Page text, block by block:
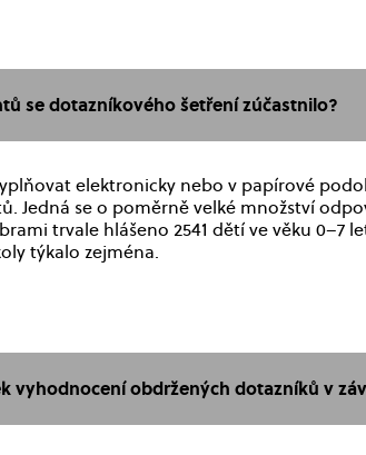
se dotazníkového šetření zúčastnilo?
elektronicky nebo v papírové
Jedná se o poměrně velké množství
trvale hlášeno 2541 dětí ve věku 0–7
týkalo zejména.
vyhodnocení obdržených dotazníků v